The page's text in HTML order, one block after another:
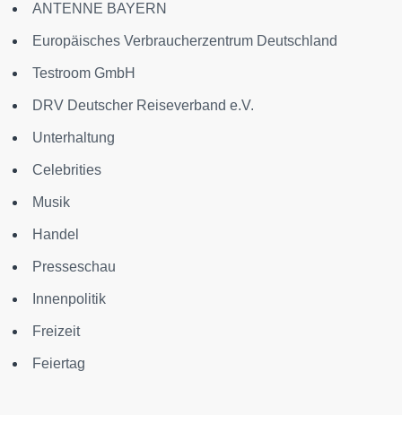
ANTENNE BAYERN
Europäisches Verbraucherzentrum Deutschland
Testroom GmbH
DRV Deutscher Reiseverband e.V.
Unterhaltung
Celebrities
Musik
Handel
Presseschau
Innenpolitik
Freizeit
Feiertag